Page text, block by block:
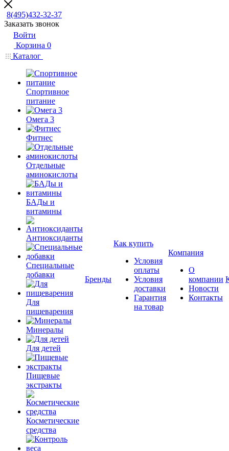
8(495)432-32-37
Заказать звонок
Войти
Корзина 0
Каталог
Спортивное
питание
Омега 3
Фитнес
Отдельные
аминокислоты
БАДы и
витамины
Антиоксиданты
Специальные
добавки
Для
пищеварения
Минералы
Для детей
Пищевые
экстракты
Косметические
средства
Бренды
Как купить
Условия
оплаты
Условия
доставки
Гарантия
на товар
Компания
О
компании
Новости
Контакты